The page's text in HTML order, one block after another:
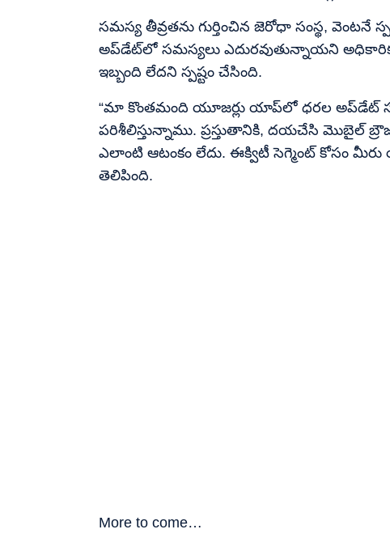
సమస్య తీవ్రతను గుర్తించిన జెరోధా సంస్థ,
అప్‌డేట్‌లో సమస్యలు ఎదురవుతున్నాయని
ఇబ్బంది లేదని స్పష్టం చేసింది.
“మా కొంతమంది యూజర్లు యాప్‌లో ధరల అప్‌డేట్
పరిశీలిస్తున్నాము. ప్రస్తుతానికి, దయచేసి మొబైల్
ఎలాంటి ఆటంకం లేదు. ఈక్విటీ సెగ్మెంట్ కోసం
తెలిపింది.
More to come…